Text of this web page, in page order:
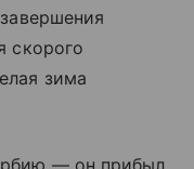
скорого
зима